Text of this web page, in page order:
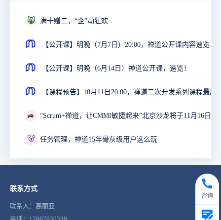
😸 满十赠二，“企”动狂欢
【公开课】明晚（7月7日）20:00，禅道公开课内容速览！
【公开课】明晚（6月14日）禅道公开课，速览！
🚙 “Scrum+禅道，让CMMI敏捷起来”北京沙龙将于11月16日举
🐻 任务管理，禅道15年骨灰级用户这么玩
联系方式
联系人：高丽亚
咨询